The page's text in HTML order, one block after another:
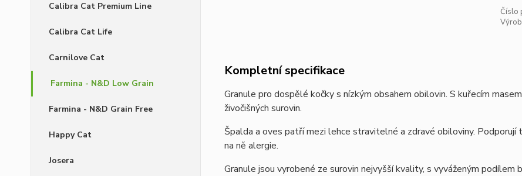
Calibra Cat Premium Line
Calibra Cat Life
Carnilove Cat
Farmina - N&D Low Grain
Farmina - N&D Grain Free
Happy Cat
Josera
Číslo
Kompletní specifikace
Granule pro dospělé kočky s nízkým obsahem obilovin. S kuřecím
živočišných surovin.
Špalda a oves patří mezi lehce stravitelné a zdravé obiloviny.
na ně alergie.
Granule jsou vyrobené ze surovin nejvyšší kvality, s vyváženým podílem